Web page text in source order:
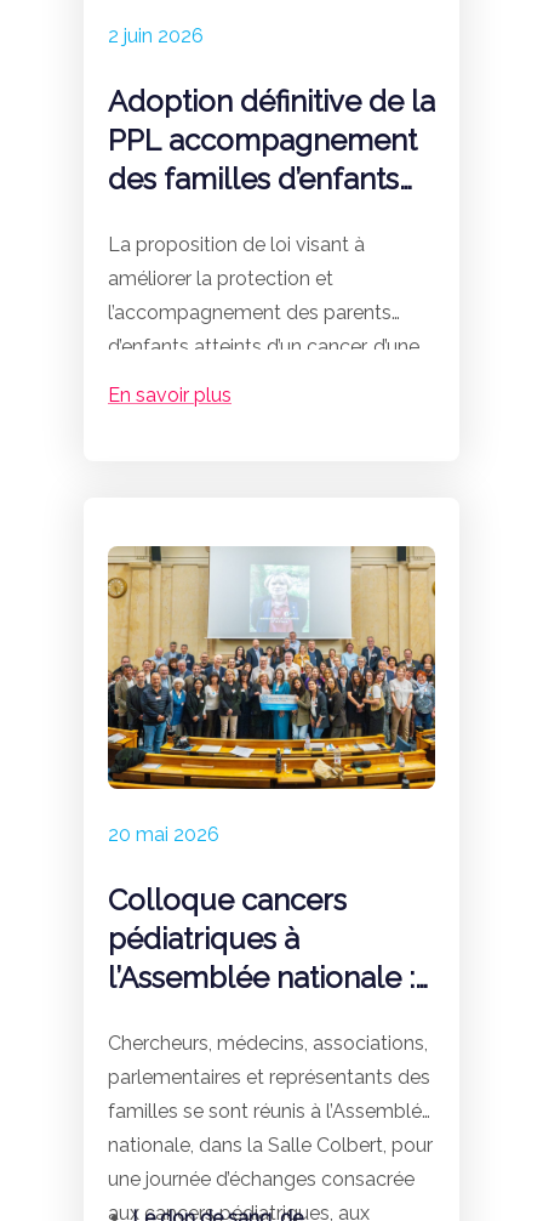
2 juin 2026
Adoption définitive de la
PPL accompagnement
des familles d’enfants
handicapés
La proposition de loi visant à
améliorer la protection et
l’accompagnement des parents
d’enfants atteints d’un cancer, d’une
travaillée conjointement avec le
professionnels de santé et les
familles a été définitivement
adoptée, à l’unanimité. Cette
adoption est l’aboutissement
d’années de mobilisation commune,
dans la continuité du travail que
nous avions engagé avec l’ancienne
députée Charlotte Goetschy-
Bolognese. Elle complète
avions travaillé, notamment, avec
Béatrice Descamps et Paul
Christophe.
En savoir plus
20 mai 2026
Colloque cancers
pédiatriques à
l’Assemblée nationale :
Chercheurs, médecins, associations,
parlementaires et représentants des
familles se sont réunis à l’Assemblée
nationale, dans la Salle Colbert, pour
une journée d’échanges consacrée
aux cancers pédiatriques, aux